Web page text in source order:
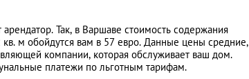
Так, в Варшаве стоимость содержания
м обойдутся вам в 57 евро. Данные цены средние,
компании, которая обслуживает ваш дом.
платежи по льготным тарифам.